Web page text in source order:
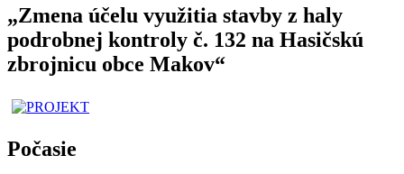
„Zmena účelu využitia stavby z haly
podrobnej kontroly č. 132 na Hasičskú
zbrojnicu obce Makov“
Počasie